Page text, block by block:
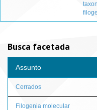
Busca facetada
Assunto
Cerrados
Filogenia molecular